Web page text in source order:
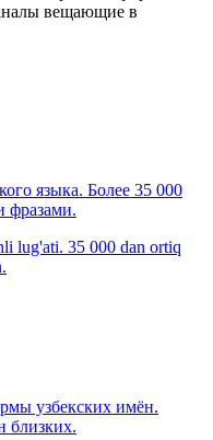
вещающие в
языка. Более 35 000
фразами.
lug'ati. 35 000 dan ortiq
узбекских имён.
близких.